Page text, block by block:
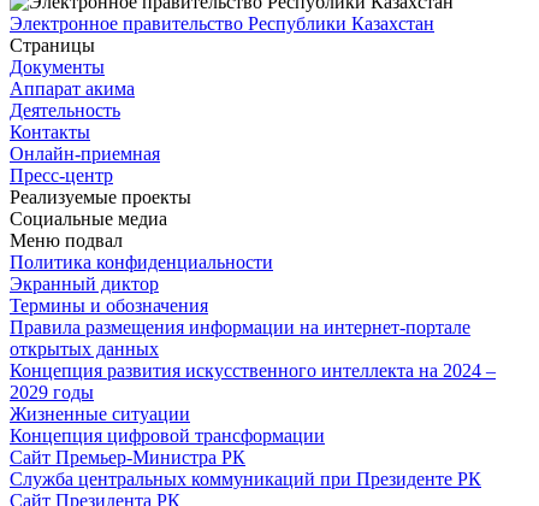
Электронное правительство Республики Казахстан
Страницы
Документы
Аппарат акима
Деятельность
Контакты
Онлайн-приемная
Пресс-центр
Реализуемые проекты
Социальные медиа
Меню подвал
Политика конфиденциальности
Экранный диктор
Термины и обозначения
Правила размещения информации на интернет-портале
открытых данных
Концепция развития искусственного интеллекта на 2024 –
2029 годы
Жизненные ситуации
Концепция цифровой трансформации
Сайт Премьер-Министра РК
Служба центральных коммуникаций при Президенте РК
Сайт Президента РК